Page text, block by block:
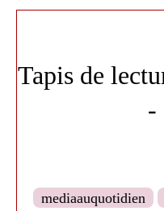
Tapis de
-
mediaauquotidien